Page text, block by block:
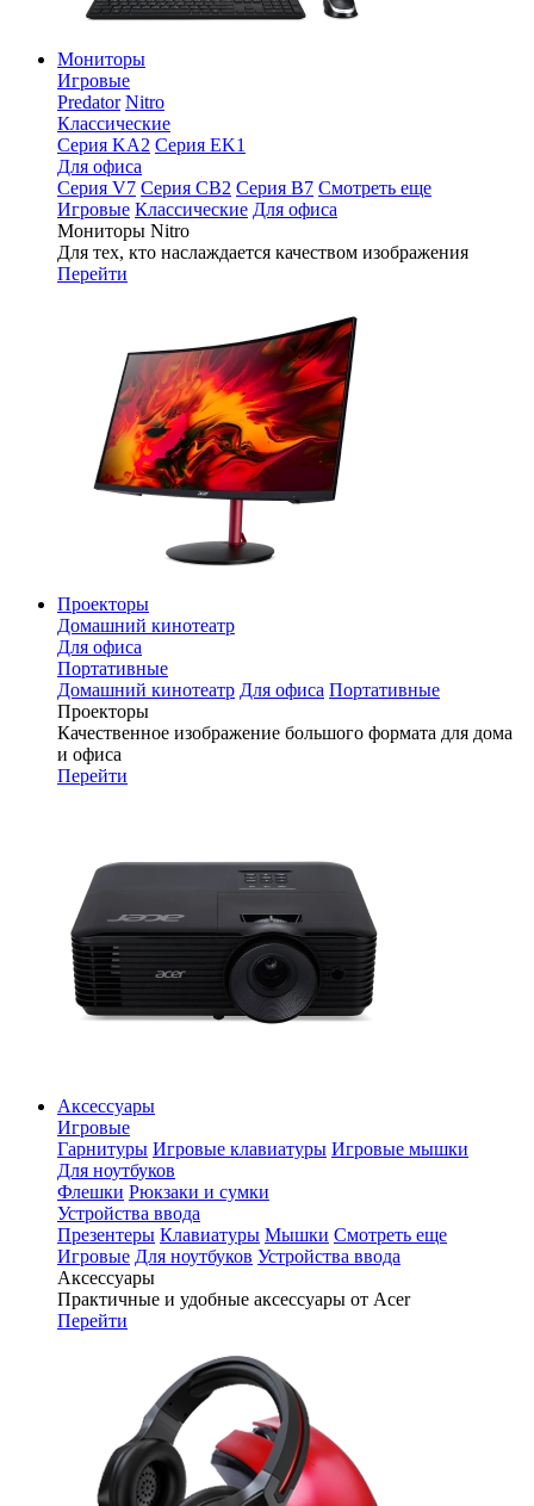
Мониторы
Игровые
Predator Nitro
Классические
Серия KA2 Серия EK1
Для офиса
Серия V7 Серия CB2 Серия B7 Смотреть еще
Игровые Классические Для офиса
Мониторы Nitro
Для тех, кто наслаждается качеством изображения
Перейти
Проекторы
Домашний кинотеатр
Для офиса
Портативные
Домашний кинотеатр Для офиса Портативные
Проекторы
Качественное изображение большого формата для дома
и офиса
Перейти
Аксессуары
Игровые
Гарнитуры Игровые клавиатуры Игровые мышки
Для ноутбуков
Флешки Рюкзаки и сумки
Устройства ввода
Презентеры Клавиатуры Мышки Смотреть еще
Игровые Для ноутбуков Устройства ввода
Аксессуары
Практичные и удобные аксессуары от Acer
Перейти